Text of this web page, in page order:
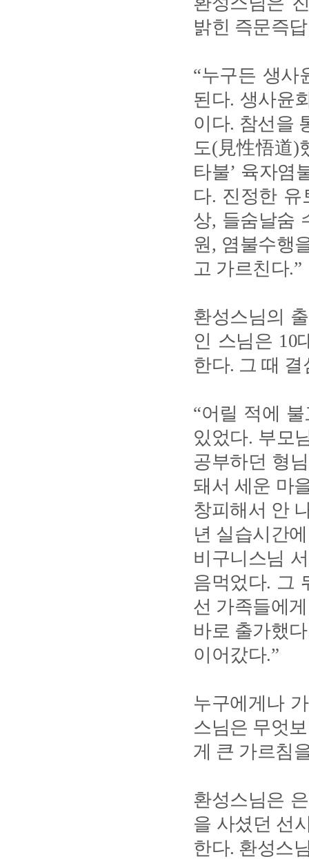
밝힌 즉문즉
“누구든 생사
된다. 생사윤
이다. 참선을
도(見性悟道)
타불’ 육자염
다. 진정한 유
상, 들숨날숨
원, 염불수행
고 가르친다.”
환성스님의
인 스님은 10
한다. 그 때
“어릴 적에
있었다. 부모
공부하던 형
돼서 세운 마
창피해서 안
년 실습시간
비구니스님
음먹었다. 그
선 가족들에
바로 출가했
이어갔다.”
누구에게나
스님은 무엇
게 큰 가르침
환성스님은
을 사셨던 선
한다. 환성스